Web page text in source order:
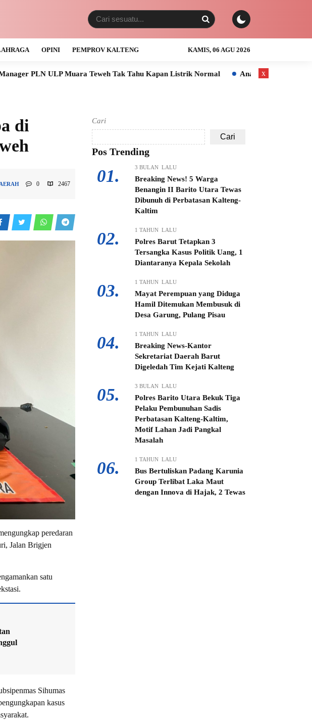
OPINI PEMPROV KALTENG KAMIS, 06 AGU 2026
Teweh Tak Tahu Kapan Listrik Normal Anak Usia 3 Tahun Tewas Tenggelam
di
0 2467
peredaran
Jalan Brigjen
satu
Sihumas
kasus
Cari
Cari
Pos Trending
01. 3 BULAN LALU
Breaking News! 5 Warga
Benangin II Barito Utara Tewas
Dibunuh di Perbatasan Kalteng-
Kaltim
02. 1 TAHUN LALU
Polres Barut Tetapkan 3
Tersangka Kasus Politik Uang, 1
Diantaranya Kepala Sekolah
03. 1 TAHUN LALU
Mayat Perempuan yang Diduga
Hamil Ditemukan Membusuk di
Desa Garung, Pulang Pisau
04. 1 TAHUN LALU
Breaking News-Kantor
Sekretariat Daerah Barut
Digeledah Tim Kejati Kalteng
05. 3 BULAN LALU
Polres Barito Utara Bekuk Tiga
Pelaku Pembunuhan Sadis
Perbatasan Kalteng-Kaltim,
Motif Lahan Jadi Pangkal
Masalah
06. 1 TAHUN LALU
Bus Bertuliskan Padang Karunia
Group Terlibat Laka Maut
dengan Innova di Hajak, 2 Tewas
x